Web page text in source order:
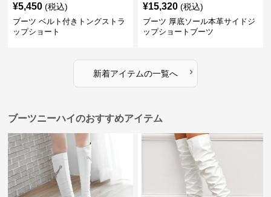
¥5,450 (税込)
ブーツ ベルト付きトングストラ
ップショート
¥15,320 (税込)
ブーツ 厚底ソール本革サイドジ
ップショートブーツ
新着アイテムの一覧へ ›
ブーツニーハイのおすすめアイテム